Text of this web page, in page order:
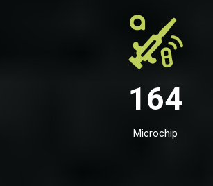
164
Microchip